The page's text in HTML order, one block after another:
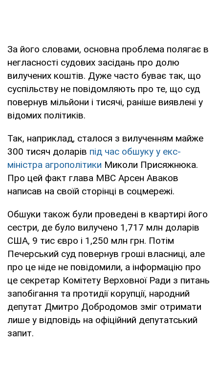
За його словами, основна проблема полягає в
негласності судових засідань про долю
вилучених коштів. Дуже часто буває так, що
суспільству не повідомляють про те, що суд
повернув мільйони і тисячі, раніше виявлені у
відомих політиків.
Так, наприклад, сталося з вилученням майже
300 тисяч доларів під час обшуку у екс-
міністра агрополітики Миколи Присяжнюка.
Про цей факт глава МВС Арсен Аваков
написав на своїй сторінці в соцмережі.
Обшуки також були проведені в квартирі його
сестри, де було вилучено 1,717 млн доларів
США, 9 тис євро і 1,250 млн грн. Потім
Печерський суд повернув гроші власниці, але
про це ніде не повідомили, а інформацію про
це секретар Комітету Верховної Ради з питань
запобігання та протидії корупції, народний
депутат Дмитро Добродомов зміг отримати
лише у відповідь на офіційний депутатський
запит.